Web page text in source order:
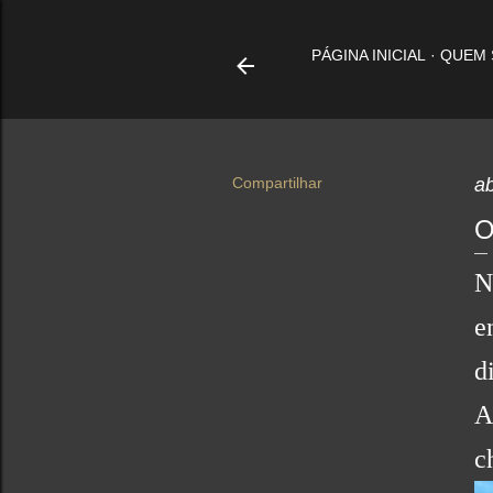
PÁGINA INICIAL QUEM
Compartilhar